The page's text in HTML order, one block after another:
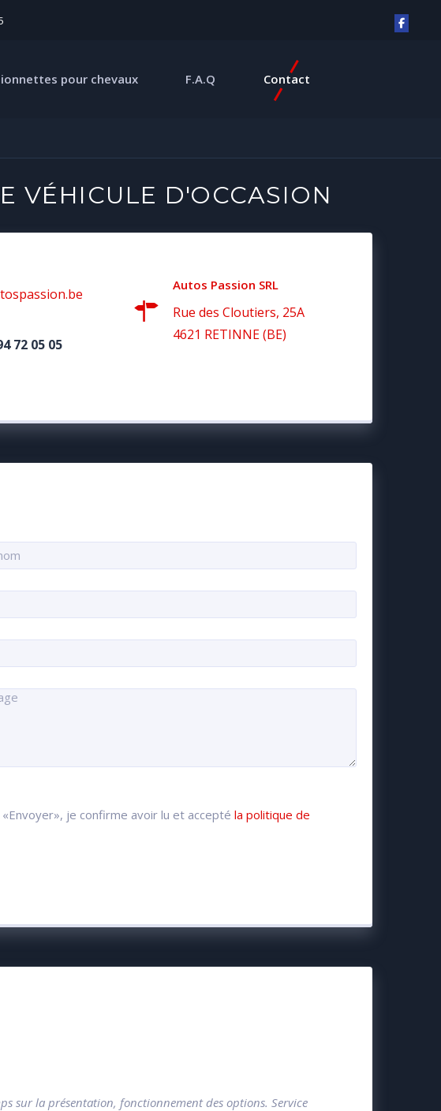
pour chevaux F.A.Q Contact
VÉHICULE D'OCCASION
72 05 05
Autos Passion SRL
Rue des Cloutiers, 25A
4621 RETINNE (BE)
«Envoyer», je confirme avoir lu et accepté la politique de
sur la présentation, fonctionnement des options. Service